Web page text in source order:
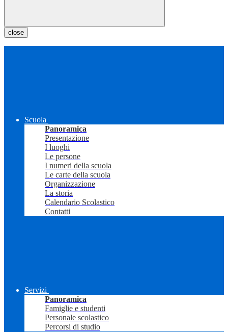
close
Scuola
Panoramica
Presentazione
I luoghi
Le persone
I numeri della scuola
Le carte della scuola
Organizzazione
La storia
Calendario Scolastico
Contatti
Servizi
Panoramica
Famiglie e studenti
Personale scolastico
Percorsi di studio